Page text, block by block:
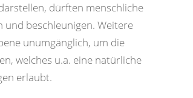
dürften menschliche
beschleunigen. Weitere
unumgänglich, um die
welches u.a. eine natürliche
erlaubt.